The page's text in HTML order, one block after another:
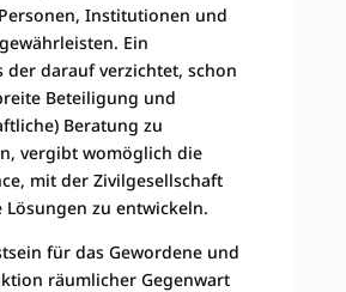
Institutionen und
Ein
der darauf verzichtet, schon
Beteiligung und
Beratung zu
vergibt womöglich die
mit der Zivilgesellschaft
Lösungen zu entwickeln.
für das Gewordene und
räumlicher Gegenwart